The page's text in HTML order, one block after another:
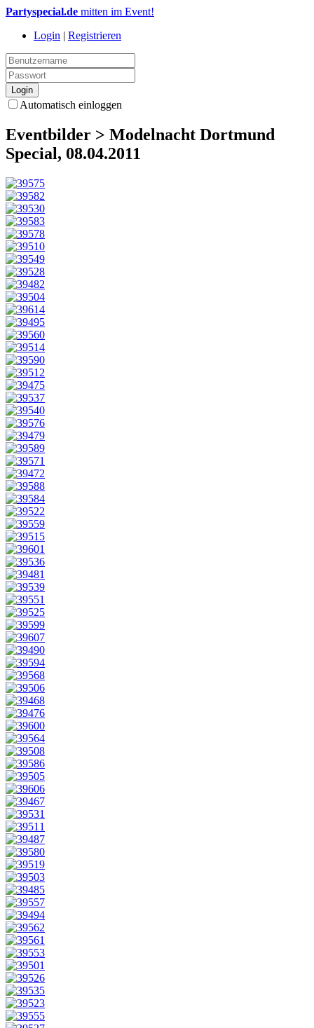
Partyspecial.de mitten im Event!
Login | Registrieren
Automatisch einloggen
Eventbilder > Modelnacht Dortmund
Special, 08.04.2011